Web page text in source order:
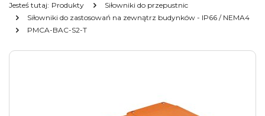
Jesteś tutaj: Produkty
Siłowniki do przepustnic
Siłowniki do zastosowań na zewnątrz budynków - IP66 / NEMA4
PMCA-BAC-S2-T